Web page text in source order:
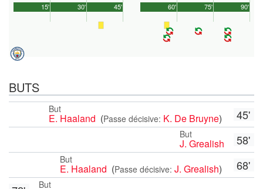
45'
15' 30' 90'
60' 75'
BUTS
45'
But
E. Haaland (Passe décisive: K. De Bruyne)
58'
But
J. Grealish
68'
But
E. Haaland (Passe décisive: J. Grealish)
But